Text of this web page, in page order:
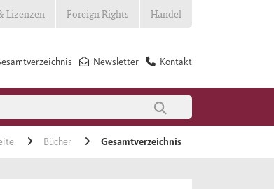
Lizenzen Foreign Rights Handel
Kontakt
Newsletter
Bücher Gesamtverzeichnis